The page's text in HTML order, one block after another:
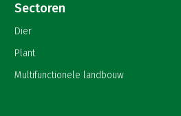
Sectoren
Dier
Plant
Multifunctionele landbouw